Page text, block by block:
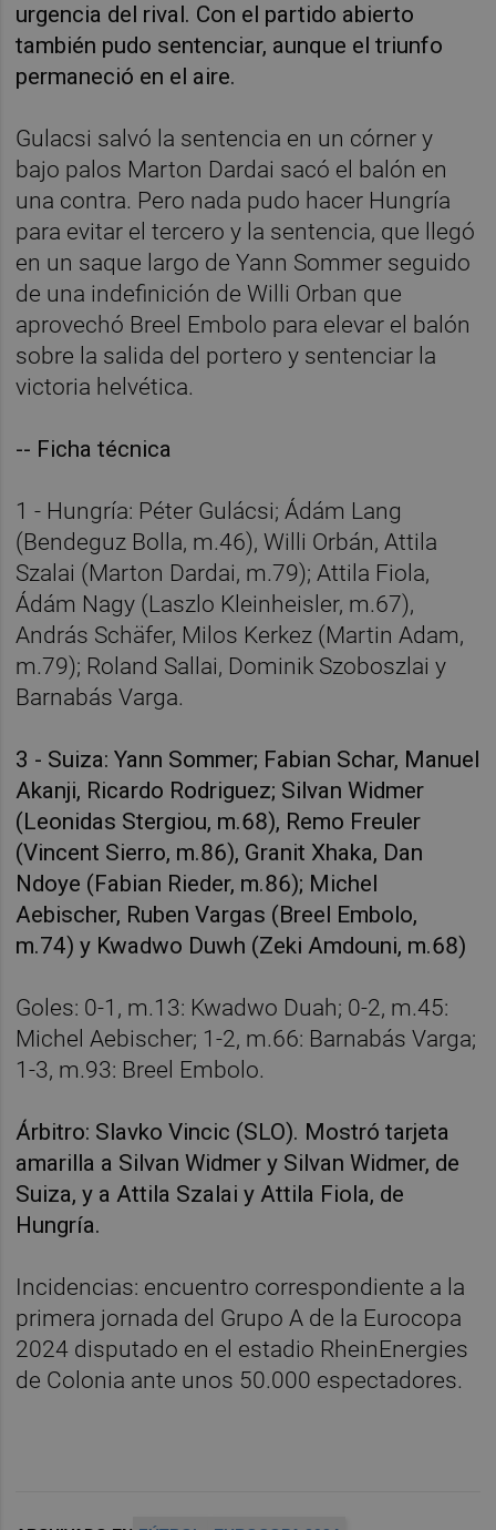
urgencia del rival. Con el partido abierto
también pudo sentenciar, aunque el triunfo
permaneció en el aire.
Gulacsi salvó la sentencia en un córner y
bajo palos Marton Dardai sacó el balón en
una contra. Pero nada pudo hacer Hungría
para evitar el tercero y la sentencia, que llegó
en un saque largo de Yann Sommer seguido
de una indefinición de Willi Orban que
aprovechó Breel Embolo para elevar el balón
sobre la salida del portero y sentenciar la
victoria helvética.
-- Ficha técnica
1 - Hungría: Péter Gulácsi; Ádám Lang
(Bendeguz Bolla, m.46), Willi Orbán, Attila
Szalai (Marton Dardai, m.79); Attila Fiola,
Ádám Nagy (Laszlo Kleinheisler, m.67),
András Schäfer, Milos Kerkez (Martin Adam,
m.79); Roland Sallai, Dominik Szoboszlai y
Barnabás Varga.
3 - Suiza: Yann Sommer; Fabian Schar, Manuel
Akanji, Ricardo Rodriguez; Silvan Widmer
(Leonidas Stergiou, m.68), Remo Freuler
(Vincent Sierro, m.86), Granit Xhaka, Dan
Ndoye (Fabian Rieder, m.86); Michel
Aebischer, Ruben Vargas (Breel Embolo,
m.74) y Kwadwo Duwh (Zeki Amdouni, m.68)
Goles: 0-1, m.13: Kwadwo Duah; 0-2, m.45:
Michel Aebischer; 1-2, m.66: Barnabás Varga;
1-3, m.93: Breel Embolo.
Árbitro: Slavko Vincic (SLO). Mostró tarjeta
amarilla a Silvan Widmer y Silvan Widmer, de
Suiza, y a Attila Szalai y Attila Fiola, de
Hungría.
Incidencias: encuentro correspondiente a la
primera jornada del Grupo A de la Eurocopa
2024 disputado en el estadio RheinEnergies
de Colonia ante unos 50.000 espectadores.